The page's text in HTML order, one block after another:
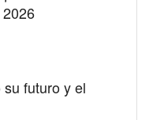
futuro y el